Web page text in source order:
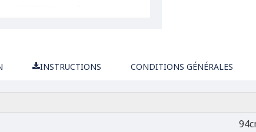
INSTRUCTIONS CONDITIONS GÉNÉRALES